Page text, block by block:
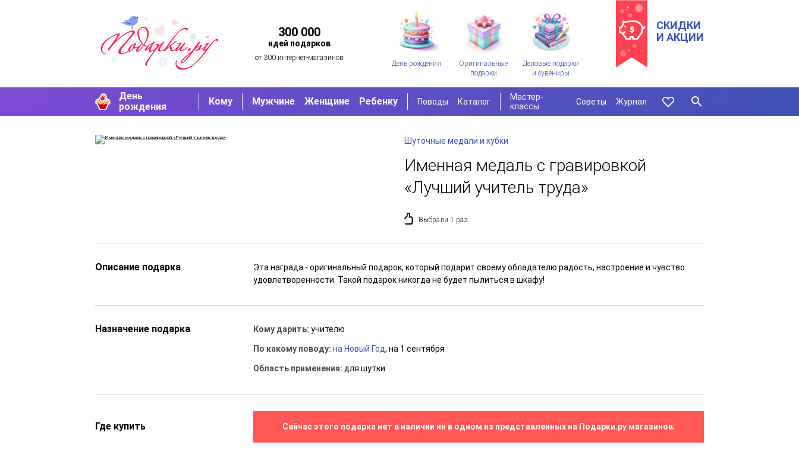
300 000
идей подарков
от 300 интернет-магазинов
День рождения
Оригинальные
подарки
Деловые подарки
и сувениры
СКИДКИ
И АКЦИИ
День
рождения
Кому Мужчине Женщине Ребенку Поводы Каталог
Мастер-
классы
Советы Журнал
Шуточные медали и кубки
Именная медаль с гравировкой
«Лучший учитель труда»
Выбрали 1 раз
Описание подарка
Эта награда - оригинальный подарок, который подарит своему обладателю радость, настроение и чувство
удовлетворенности. Такой подарок никогда не будет пылиться в шкафу!
Назначение подарка Кому дарить:учителю
По какому поводу:на Новый Год, на 1 сентября
Область применения:для шутки
Где купить Сейчас этого подарка нет в наличии ни в одном из представленных на Подарки.ру магазинов.